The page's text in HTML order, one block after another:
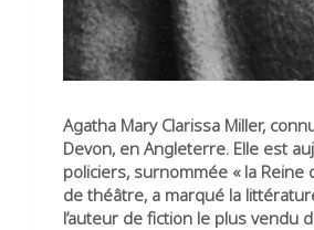
Agatha Mary Clarissa Miller,
Devon, en Angleterre. Elle est
policiers, surnommée « la
de théâtre, a marqué la
l’auteur de fiction le plus vendu